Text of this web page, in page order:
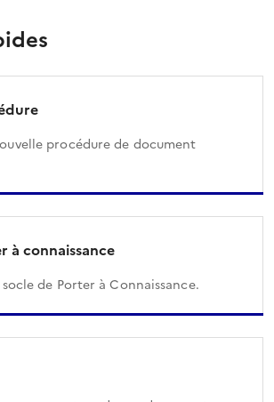
procédure de document
à connaissance
de Porter à Connaissance.